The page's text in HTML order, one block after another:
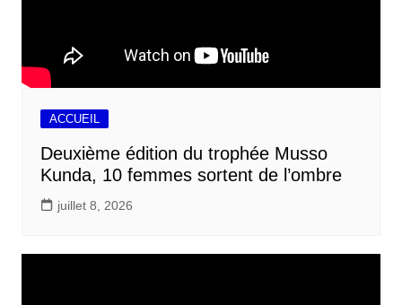
ACCUEIL
Deuxième édition du trophée Musso
Kunda, 10 femmes sortent de l’ombre
juillet 8, 2026